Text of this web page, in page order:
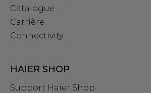
Catalogue
Carrière
Connectivity
HAIER SHOP
Support Haier Shop